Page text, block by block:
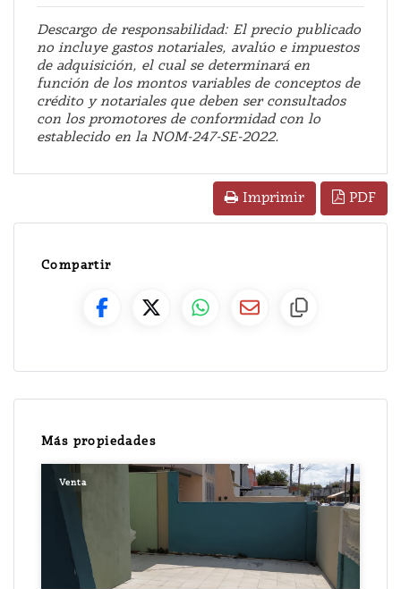
Descargo de responsabilidad: El precio publicado
no incluye gastos notariales, avalúo e impuestos
de adquisición, el cual se determinará en
función de los montos variables de conceptos de
crédito y notariales que deben ser consultados
con los promotores de conformidad con lo
establecido en la NOM-247-SE-2022.
Imprimir PDF
Compartir
Más propiedades
Venta